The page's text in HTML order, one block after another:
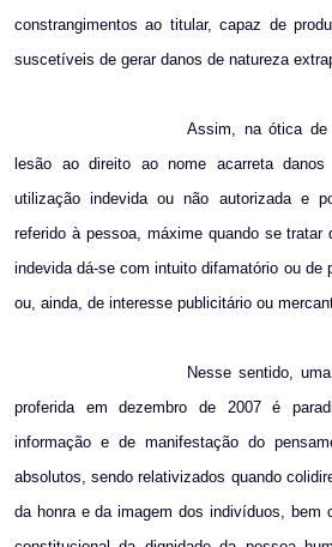
constrangimentos ao titular, capaz de
suscetíveis de gerar danos de natureza
Assim, na ótica de
lesão ao direito ao nome acarreta
utilização indevida ou não autorizada e
referido à pessoa, máxime quando se tratar
indevida dá-se com intuito difamatório ou de
ou, ainda, de interesse publicitário ou
Nesse sentido,
proferida em dezembro de 2007 é
informação e de manifestação do
absolutos, sendo relativizados quando
da honra e da imagem dos indivíduos, bem